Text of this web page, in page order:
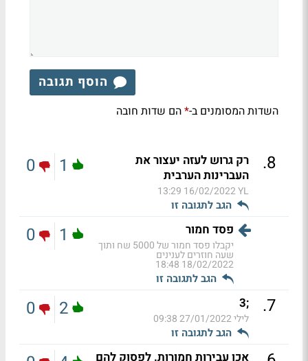
הוסף תגובה
השדות המסומנים ב-*הם שדות חובה
8
.
רק גרוש לעזה יעצור את
העברינות הערבית
YL
16/02/2022 13:29
הגב לתגובה זו
1
0
פסד חמור
יקבלו פסד חמור של 5000 שח ותוך
שעה חוזרים לענינים
18/02/2022 18:48
הגב לתגובה זו
1
0
7
.
;3
לילי27/01/2022 09:38
הגב לתגובה זו
2
0
אכן עבירות חמורות. לפסוק להם